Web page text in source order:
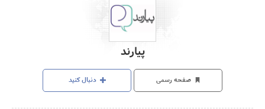
پیارند
صفحه رسمی دنبال کنید